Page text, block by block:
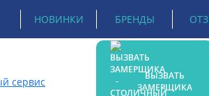
НОВИНКИ БРЕНДЫ
ВЫЗВАТЬ
ЗАМЕРЩИКА